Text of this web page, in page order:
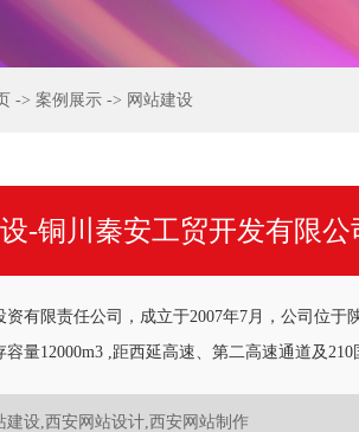
-> 案例展示 -> 网站建设
-铜川秦安工贸开发有限公
有限责任公司，成立于2007年7月，公司位
容量12000m3 ,距西延高速、第二高速通道及
建设,西安网站设计,西安网站制作